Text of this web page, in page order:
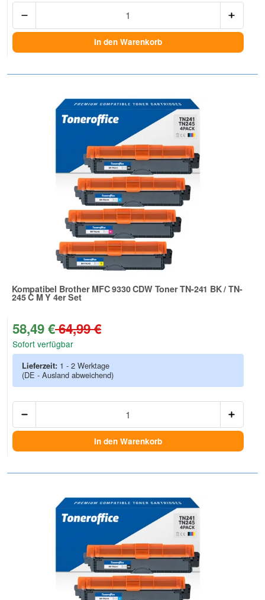
In den Warenkorb
Kompatibel Brother MFC 9330 CDW Toner TN-241 BK / TN-
245 C M Y 4er Set
Zur Artikelbewertung
58,49 €64,99 €
Sofort verfügbar
Lieferzeit: 1 - 2 Werktage
(DE - Ausland abweichend)
In den Warenkorb